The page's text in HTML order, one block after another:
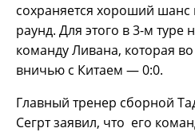
сохраняется хороший
раунд. Для этого в 3-м туре
команду Ливана, которая
вничью с Китаем — 0:0.
Главный тренер сборной
Сегрт заявил, что его